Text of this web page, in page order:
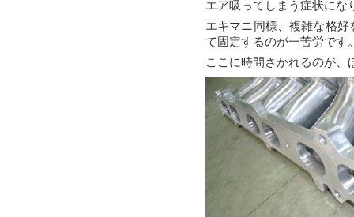
エア吸ってしまう症状にな
エキマニ同様、複雑な格
て固定するのが一苦労です
ここに時間さかれるのが、